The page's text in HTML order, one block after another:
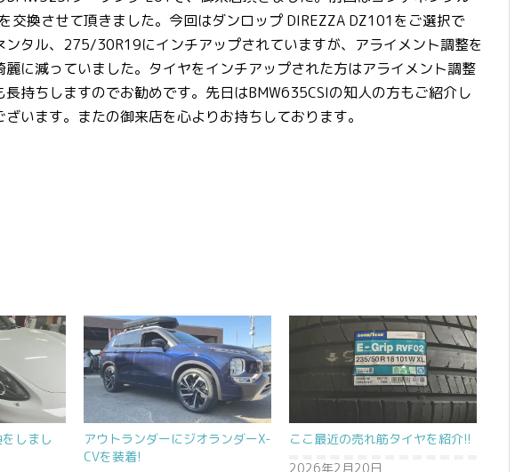
交換させて頂きました。今回はダンロップ DIREZZA DZ101をご選択で
ンタル、275/30R19にインチアップされていますが、アライメント調整を
に減っていました。 タイヤをインチアップされた方はアライメント調整
長持ちしますのでお勧めです。先日はBMW635CSIの知人の方もご紹介し
います。またの御来店を心よりお持ちしております。
しまし
アウトランダーにジオランダーX-
CVを装着!
ここ最近の売れ筋タイヤを紹介!!
2026年2月20日